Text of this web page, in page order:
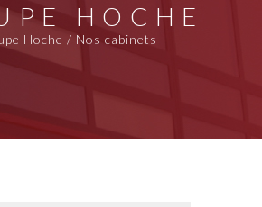
HOCHE
Hoche / Nos cabinets